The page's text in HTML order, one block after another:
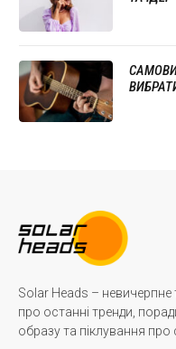
Solar Heads – невичерпне
про останні тренди,
образу та піклування про